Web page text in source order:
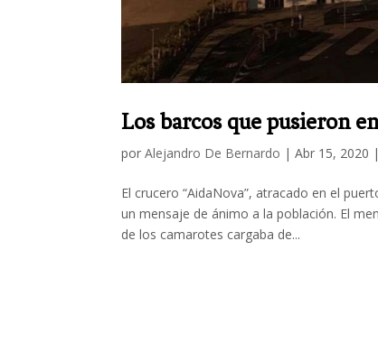
Los barcos que pusieron
porAlejandro De Bernardo |Abr 15, 2020 |
El crucero “AidaNova”, atracado en el
un mensaje de ánimo a la población. El
de los camarotes cargaba de...